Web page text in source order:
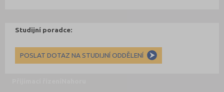
Studijní poradce:
POSLAT DOTAZ NA STUDIJNÍ ODDĚLENÍ